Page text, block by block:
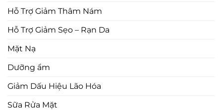
Hỗ Trợ Giảm Thâm Nám
Hỗ Trợ Giảm Sẹo – Rạn Da
Mặt Nạ
Dưỡng ẩm
Giảm Dấu Hiệu Lão Hóa
Sữa Rửa Mặt